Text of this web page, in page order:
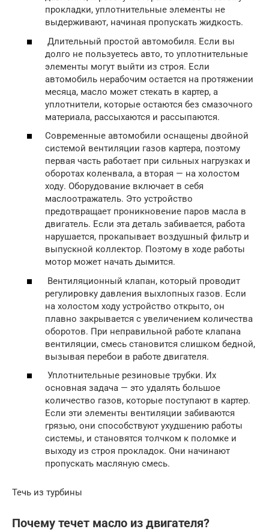
прокладки, уплотнительные элементы не
выдерживают, начиная пропускать жидкость.
Длительный простой автомобиля. Если вы
долго не пользуетесь авто, то уплотнительные
элементы могут выйти из строя. Если
автомобиль нерабочим остается на протяжении
месяца, масло может стекать в картер, а
уплотнители, которые остаются без смазочного
материала, рассыхаются и рассыпаются.
Современные автомобили оснащены двойной
системой вентиляции газов картера, поэтому
первая часть работает при сильных нагрузках и
оборотах коленвала, а вторая — на холостом
ходу. Оборудование включает в себя
маслоотражатель. Это устройство
предотвращает проникновение паров масла в
двигатель. Если эта деталь забивается, работа
нарушается, прокапывает воздушный фильтр и
выпускной коллектор. Поэтому в ходе работы
мотор может начать дымится.
Вентиляционный клапан, который проводит
регулировку давления выхлопных газов. Если
на холостом ходу устройство открыто, он
плавно закрывается с увеличением количества
оборотов. При неправильной работе клапана
вентиляции, смесь становится слишком бедной,
вызывая перебои в работе двигателя.
Уплотнительные резиновые трубки. Их
основная задача — это удалять большое
количество газов, которые поступают в картер.
Если эти элементы вентиляции забиваются
грязью, они способствуют ухудшению работы
системы, и становятся толчком к поломке и
выходу из строя прокладок. Они начинают
пропускать масляную смесь.
Течь из турбины
Почему течет масло из двигателя?